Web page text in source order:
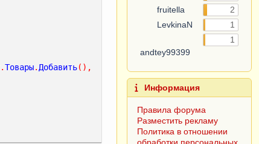
.Товары. Добавить(),
fruitella
2
LevkinaN
1
andtey99399
1
Информация
Правила форума
Разместить рекламу
Политика в отношении